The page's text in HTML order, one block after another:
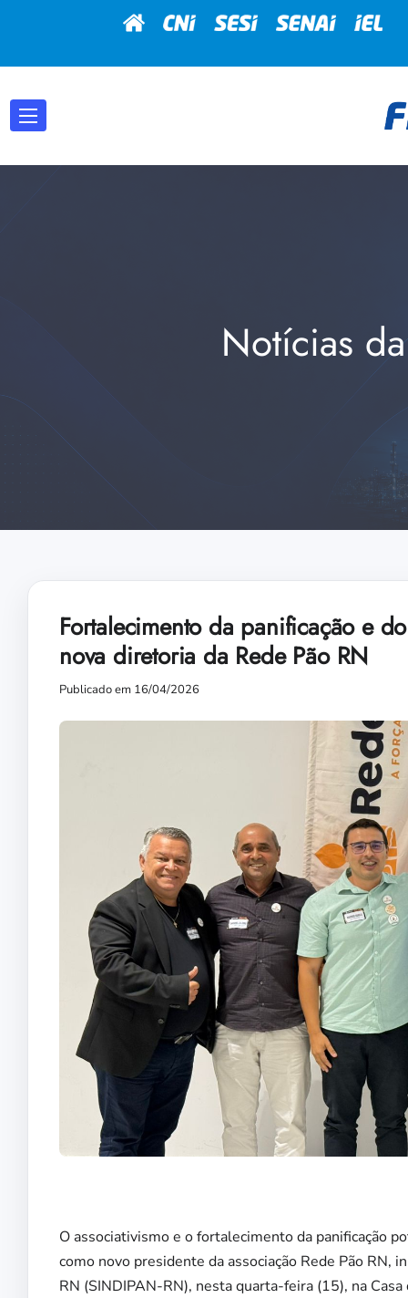
Notícias
Fortalecimento da panificação e
nova diretoria da Rede Pão RN
Publicado em 16/04/2026
O associativismo e o fortalecimento da panificação
como novo presidente da associação Rede Pão RN,
RN (SINDIPAN-RN), nesta quarta-feira (15), na